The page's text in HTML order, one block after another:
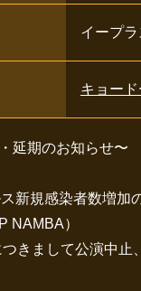
イープラ
キョー
延期のお知らせ〜
新規感染者数増加
NAMBA）
きまして公演中止